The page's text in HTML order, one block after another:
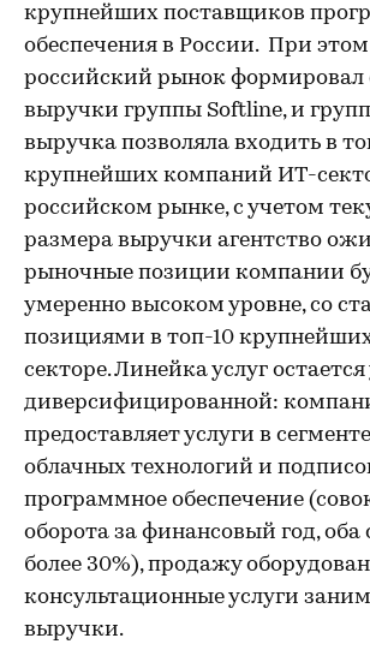
крупнейших поставщиков
обеспечения в России. При
российский рынок формировал
выручки группы Softline, и
выручка позволяла входить в
крупнейших компаний ИТ-
российском рынке, с учетом
размера выручки агентство
рыночные позиции компании
умеренно высоком уровне, со
позициями в топ-10
секторе. Линейка услуг
диверсифицированной:
предоставляет услуги в
облачных технологий и
программное обеспечение
оборота за финансовый год, оба
более 30%), продажу
консультационные услуги
выручки.